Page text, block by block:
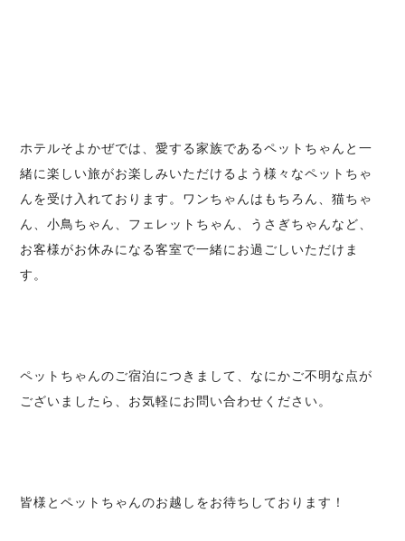
ホテルそよかぜでは、愛する家族であるペットちゃんと一
緒に楽しい旅がお楽しみいただけるよう様々なペットちゃ
んを受け入れております。ワンちゃんはもちろん、猫ちゃ
ん、小鳥ちゃん、フェレットちゃん、うさぎちゃんなど、
お客様がお休みになる客室で一緒にお過ごしいただけま
す。
ペットちゃんのご宿泊につきまして、なにかご不明な点が
ございましたら、お気軽に お問い合わせ ください。
皆様とペットちゃんのお越しをお待ちしております！